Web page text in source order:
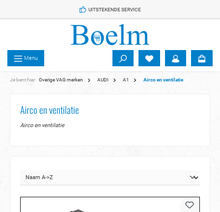
UITSTEKENDE SERVICE
Menu
Je bent hier: Overige VAG merken AUDI A1 Airco en ventilatie
Airco en ventilatie
Airco en ventilatie